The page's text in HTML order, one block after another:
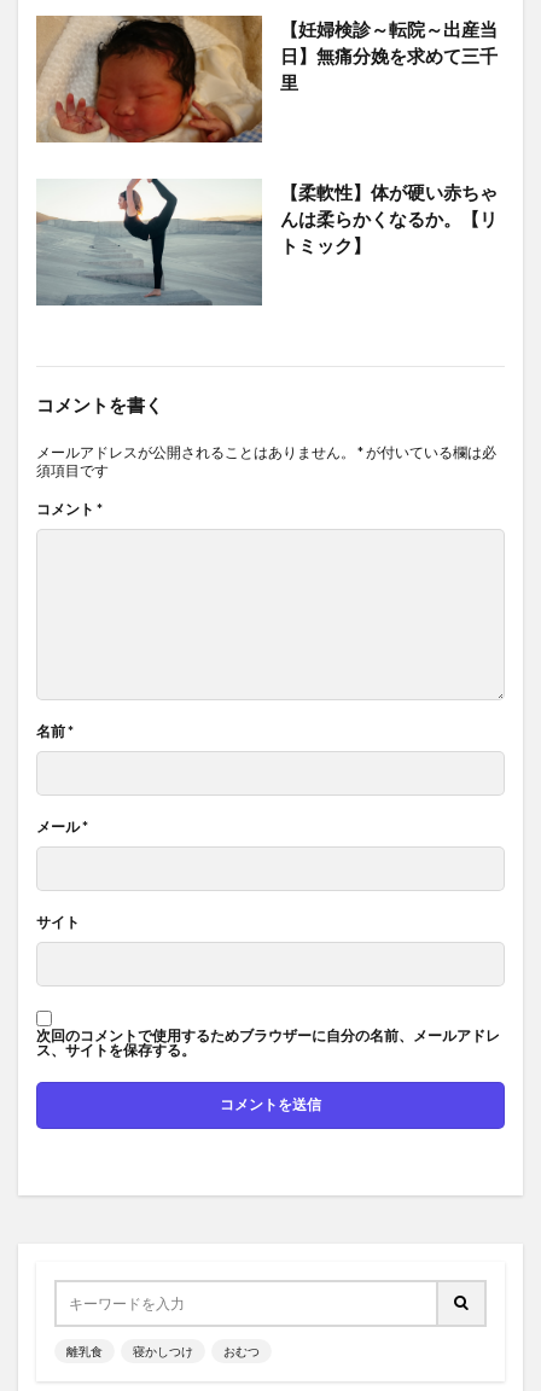
【妊婦検診～転院～出産当
日】無痛分娩を求めて三千
里
【柔軟性】体が硬い赤ちゃ
んは柔らかくなるか。【リ
トミック】
コメントを書く
メールアドレスが公開されることはありません。 *が付いている欄は必
須項目です
コメント *
名前*
メール*
サイト
次回のコメントで使用するためブラウザーに自分の名前、メールアドレ
ス、サイトを保存する。
離乳食 寝かしつけ おむつ